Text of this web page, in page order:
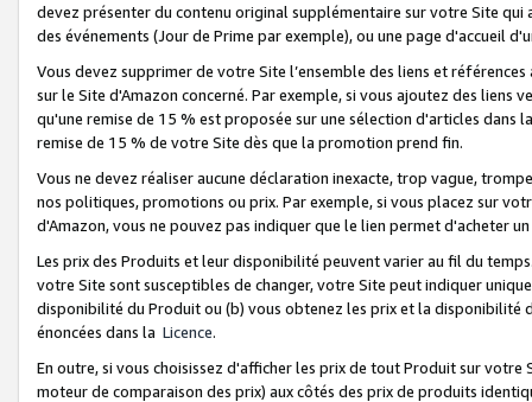
devez présenter du contenu original supplémentaire sur votre Site qui
des événements (Jour de Prime par exemple), ou une page d'accueil
Vous devez supprimer de votre Site l’ensemble des liens et
sur le Site d'Amazon concerné. Par exemple, si vous ajoutez des
qu'une remise de 15 % est proposée sur une sélection d'articles
remise de 15 % de votre Site dès que la promotion prend fin.
Vous ne devez réaliser aucune déclaration inexacte, trop vague,
nos politiques, promotions ou prix. Par exemple, si vous placez sur
d'Amazon, vous ne pouvez pas indiquer que le lien permet d'acheter
Les prix des Produits et leur disponibilité peuvent varier au fil du
votre Site sont susceptibles de changer, votre Site peut indiquer
disponibilité du Produit ou (b) vous obtenez les prix et la disponibilité
énoncées dans la Licence.
En outre, si vous choisissez d'afficher les prix de tout Produit sur
moteur de comparaison des prix) aux côtés des prix de produits